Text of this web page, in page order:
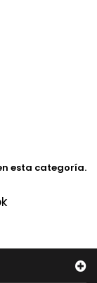
esta categoría.